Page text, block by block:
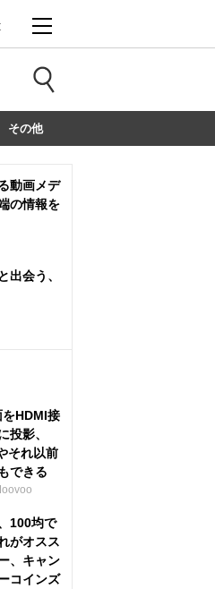
その他
動画メデ
の情報を
出会う、
HDMI接
投影、
それ以前
できる
07/07 Moovoo
100均で
がオスス
、キャン
コインズ